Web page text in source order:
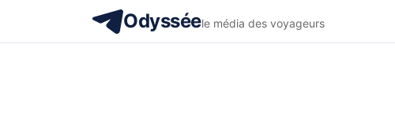
Odysséele média des voyageurs